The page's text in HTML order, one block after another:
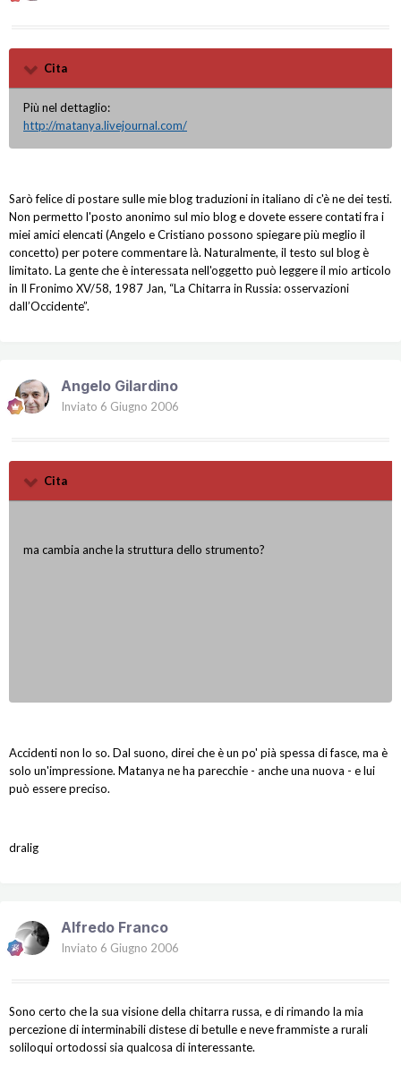
Cita
Più nel dettaglio:
http://matanya.livejournal.com/
Sarò felice di postare sulle mie blog traduzioni in italiano di c'è ne dei testi.
Non permetto l'posto anonimo sul mio blog e dovete essere contati fra i
miei amici elencati (Angelo e Cristiano possono spiegare più meglio il
concetto) per potere commentare là. Naturalmente, il testo sul blog è
limitato. La gente che è interessata nell'oggetto può leggere il mio articolo
in Il Fronimo XV/58, 1987 Jan, “La Chitarra in Russia: osservazioni
dall’Occidente”.
Angelo Gilardino
Inviato 6 Giugno 2006
Cita
ma cambia anche la struttura dello strumento?
Accidenti non lo so. Dal suono, direi che è un po' pià spessa di fasce, ma è
solo un'impressione. Matanya ne ha parecchie - anche una nuova - e lui
può essere preciso.
dralig
Alfredo Franco
Inviato 6 Giugno 2006
Sono certo che la sua visione della chitarra russa, e di rimando la mia
percezione di interminabili distese di betulle e neve frammiste a rurali
soliloqui ortodossi sia qualcosa di interessante.